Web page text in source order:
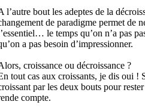
l’autre bout les adeptes de la
de paradigme permet de
le temps qu’on n’a pas
a pas besoin d’impressionner.
croissance ou décroissance ?
tout cas aux croissants, je dis oui !
par les deux bouts pour
compte.